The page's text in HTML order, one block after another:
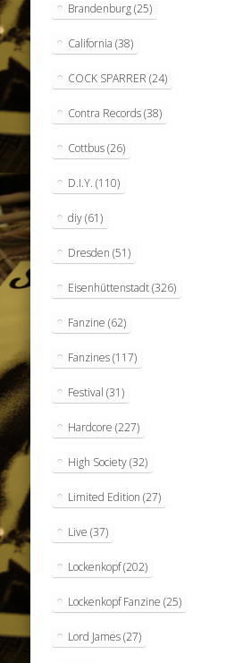
Brandenburg(25)
California (38)
COCK SPARRER (24)
Contra Records(38)
Cottbus(26)
D.I.Y. (110)
diy(61)
Dresden (51)
Eisenhüttenstadt(326)
Fanzine (62)
Fanzines(117)
Festival (31)
Hardcore (227)
High Society(32)
Limited Edition (27)
Live (37)
Lockenkopf(202)
Lockenkopf Fanzine (25)
Lord James(27)